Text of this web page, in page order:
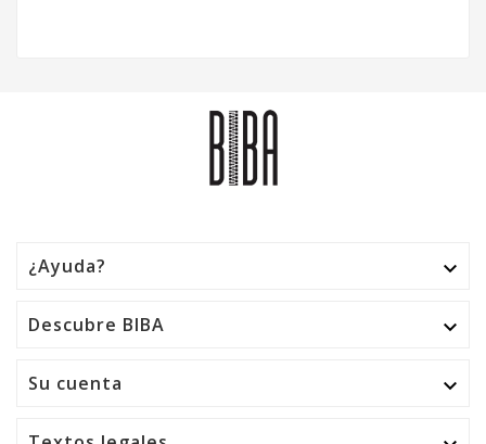
¿Ayuda? 
Descubre BIBA 
Su cuenta 